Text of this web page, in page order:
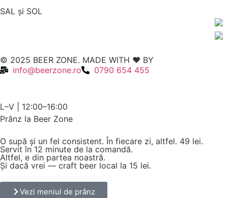
SAL şi SOL
© 2025 BEER ZONE. MADE WITH ❤️ BY
info@beerzone.ro
0790 654 455
L–V | 12:00–16:00
Prânz la Beer Zone
O supă și un fel consistent. În fiecare zi, altfel. 49 lei.
Servit în 12 minute de la comandă.
Altfel, e din partea noastră.
Și dacă vrei — craft beer local la 15 lei.
Vezi meniul de prânz